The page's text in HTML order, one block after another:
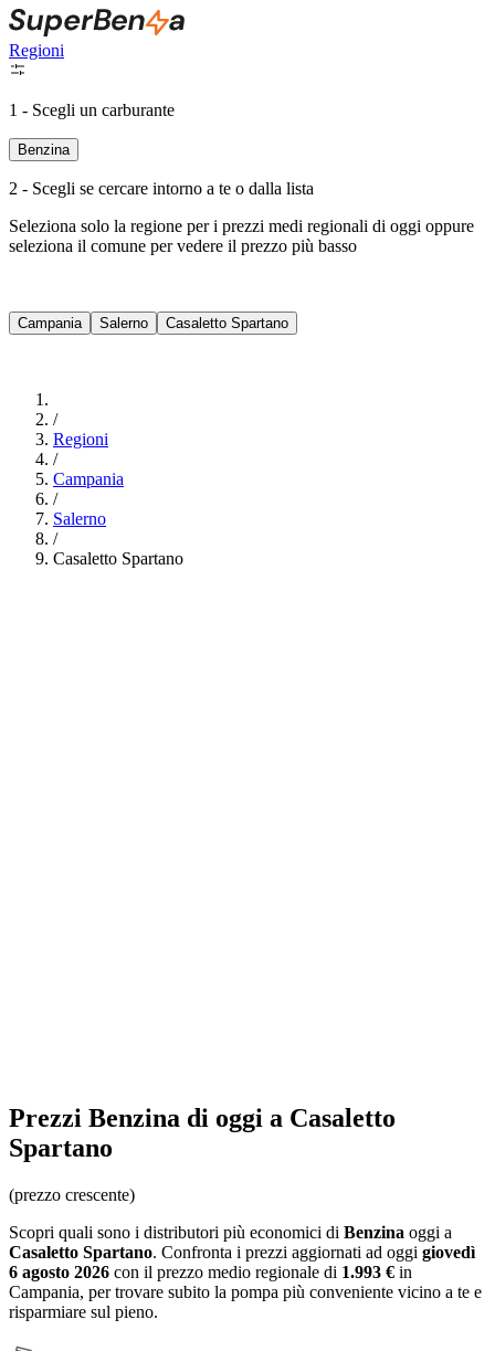
Regioni
1 - Scegli un carburante
Benzina
2 - Scegli se cercare intorno a te o dalla lista
Seleziona solo la regione per i prezzi medi regionali di oggi oppure
seleziona il comune per vedere il prezzo più basso
Campania Salerno Casaletto Spartano
/
Regioni
/
Campania
/
Salerno
/
Casaletto Spartano
Prezzi Benzina di oggi a Casaletto
Spartano
(prezzo crescente)
Scopri quali sono i distributori più economici di Benzina oggi a
Casaletto Spartano. Confronta i prezzi aggiornati ad oggi giovedì
6 agosto 2026 con il prezzo medio regionale di 1.993 € in
Campania, per trovare subito la pompa più conveniente vicino a te e
risparmiare sul pieno.